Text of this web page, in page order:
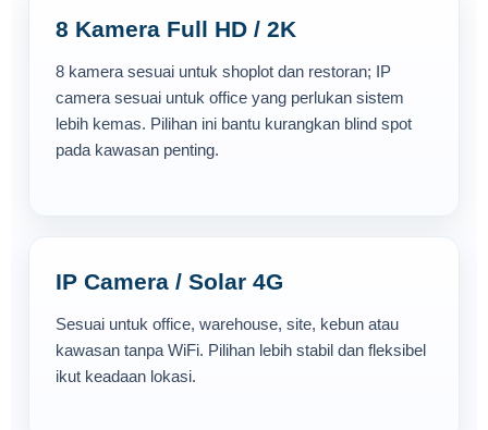
8 Kamera Full HD / 2K
8 kamera sesuai untuk shoplot dan restoran; IP
camera sesuai untuk office yang perlukan sistem
lebih kemas. Pilihan ini bantu kurangkan blind spot
pada kawasan penting.
IP Camera / Solar 4G
Sesuai untuk office, warehouse, site, kebun atau
kawasan tanpa WiFi. Pilihan lebih stabil dan fleksibel
ikut keadaan lokasi.